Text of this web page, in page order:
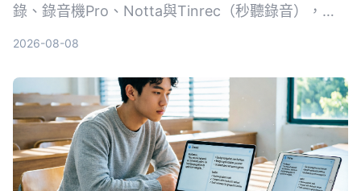
錄、錄音機Pro、Notta與Tinrec（秒聽錄音），從
2026-08-08